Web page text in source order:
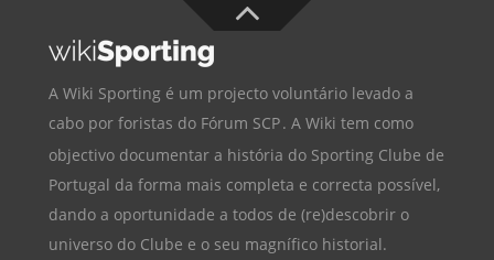
A Wiki Sporting é um projecto voluntário levado a
cabo por foristas do Fórum SCP. A Wiki tem como
objectivo documentar a história do Sporting Clube de
Portugal da forma mais completa e correcta possível,
dando a oportunidade a todos de (re)descobrir o
universo do Clube e o seu magnífico historial.